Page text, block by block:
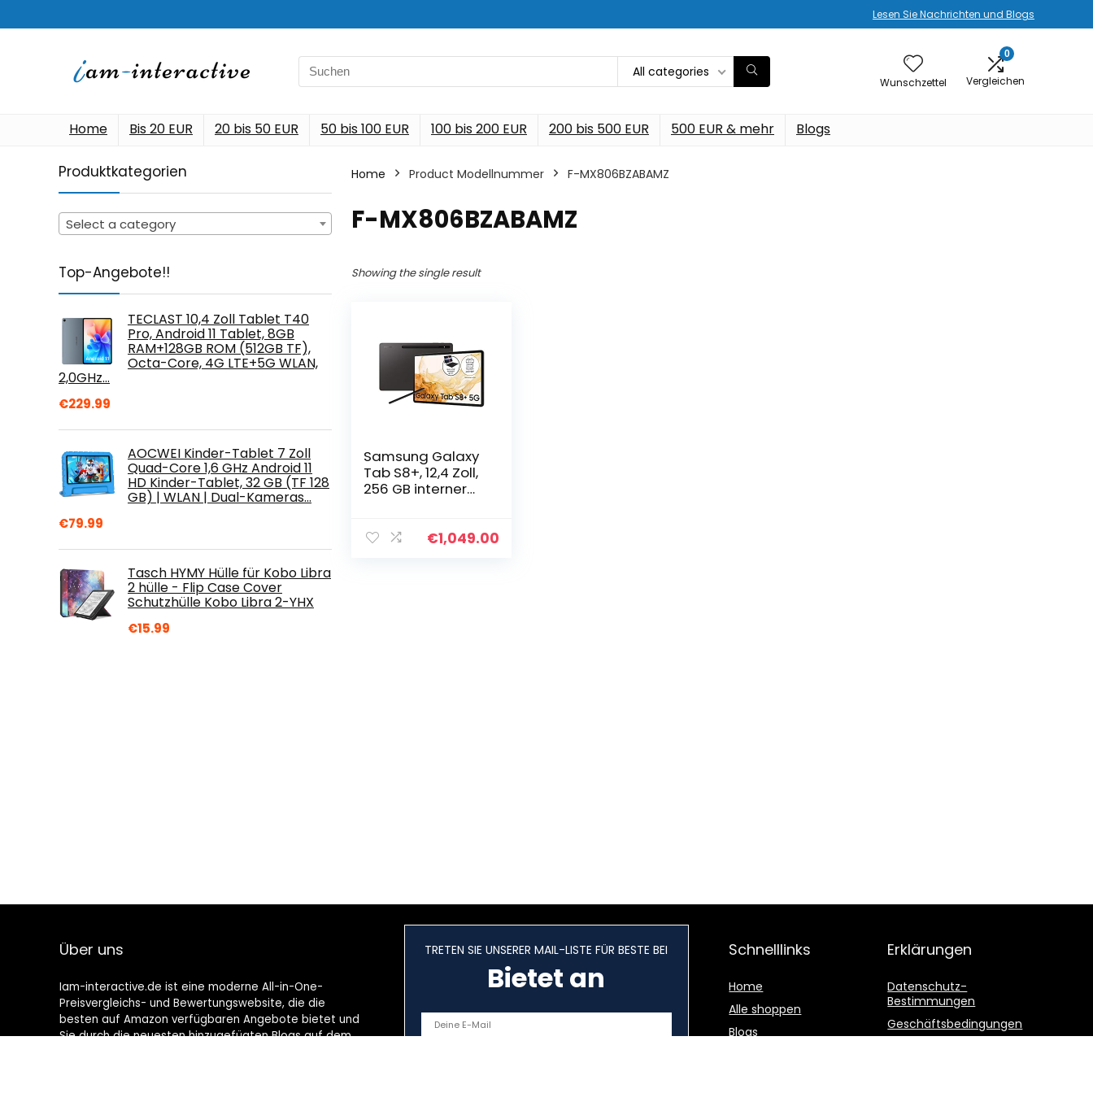
Lesen Sie Nachrichten und Blogs
Search
for:
All categories
Wunschzettel
0
Vergleichen
Home Bis 20 EUR 20 bis 50 EUR 50 bis 100 EUR 100 bis 200 EUR 200 bis 500 EUR 500 EUR & mehr Blogs
Produktkategorien
Select a category
Top-Angebote!!
TECLAST 10,4 Zoll Tablet T40
Pro, Android 11 Tablet, 8GB
RAM+128GB ROM (512GB TF),
Octa-Core, 4G LTE+5G WLAN,
2,0GHz…
€229.99
AOCWEI Kinder-Tablet 7 Zoll
Quad-Core 1,6 GHz Android 11
HD Kinder-Tablet, 32 GB (TF 128
GB) | WLAN | Dual-Kameras…
€79.99
Tasch HYMY Hülle für Kobo Libra
2 hülle - Flip Case Cover
Schutzhülle Kobo Libra 2-YHX
€15.99
Home Product Modellnummer ‎F-MX806BZABAMZ
‎F-MX806BZABAMZ
Showing the single result
Samsung Galaxy
Tab S8+, 12,4 Zoll,
256 GB interner
Tablet inklusive S
€1,049.00
Über uns
Iam-interactive.de ist eine moderne All-in-One-
Preisvergleichs- und Bewertungswebsite, die die
besten auf Amazon verfügbaren Angebote bietet und
Sie durch die neuesten hinzugefügten Blogs auf dem
TRETEN SIE UNSERER MAIL-LISTE FÜR BESTE BEI
Bietet an
Schnelllinks
Home
Alle shoppen
Blogs
Erklärungen
Datenschutz-
Bestimmungen
Geschäftsbedingungen